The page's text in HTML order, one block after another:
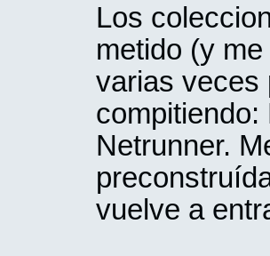
Los
metido (y
varias veces
Netrunner.
vuelve a